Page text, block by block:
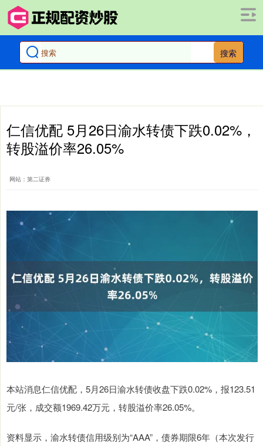
搜索
仁信优配 5月26日渝水转债下跌0.02%，
转股溢价率26.05%
网站：第二证券
本站消息仁信优配，5月26日渝水转债收盘下跌0.02%，报123.51
元/张，成交额1969.42万元，转股溢价率26.05%。
资料显示，渝水转债信用级别为“AAA”，债券期限6年（本次发行